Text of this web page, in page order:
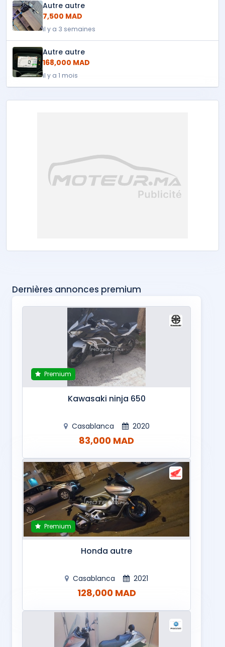
Autre autre
7,500 MAD
il y a 3 semaines
Autre autre
168,000 MAD
il y a 1 mois
Dernières annonces premium
Premium
Kawasaki ninja 650
Casablanca 2020
83,000 MAD
Premium
Honda autre
Casablanca 2021
128,000 MAD